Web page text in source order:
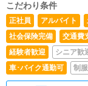
こだわり条件
正社員 アルバイト
社会保険完備
交通費
経験者歓迎
シニア歓
車･バイク通勤可
制